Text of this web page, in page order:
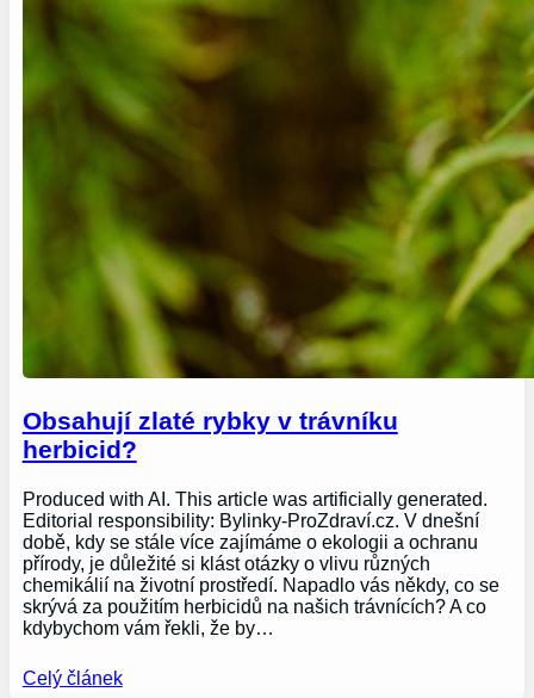
Obsahují zlaté rybky v trávníku
herbicid?
Produced with AI. This article was artificially generated.
Editorial responsibility: Bylinky-ProZdraví.cz. V dnešní
době, kdy se stále více zajímáme o ekologii a ochranu
přírody, je důležité si klást otázky o vlivu různých
chemikálií na životní prostředí. Napadlo vás někdy, co se
skrývá za použitím herbicidů na našich trávnících? A co
kdybychom vám řekli, že by…
Celý článek